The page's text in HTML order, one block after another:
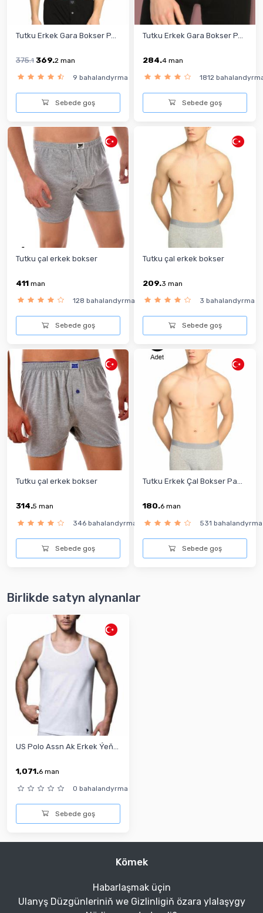
Tutku Erkek Gara Bokser P...
375.1 369.2 man
9 bahalandyrma
Sebede goş
Tutku Erkek Gara Bokser P...
284.4 man
1812
Sebede goş
Tutku çal erkek bokser
411 man
128 bahalandyrma
Sebede goş
Tutku çal erkek bokser
209.3 man
3 bahalandyrma
Sebede goş
Tutku çal erkek bokser
314.5 man
346 bahalandyrma
Sebede goş
Tutku Erkek Çal Bokser Pa...
180.6 man
531 bahalandyrma
Sebede goş
Birlikde satyn alynanlar
US Polo Assn Ak Erkek Ýeň...
1,071.6 man
0 bahalandyrma
Sebede goş
Kömek
Habarlaşmak üçin
Ulanyş Düzgünleriniň we Gizlinligiň özara ylalaşygy